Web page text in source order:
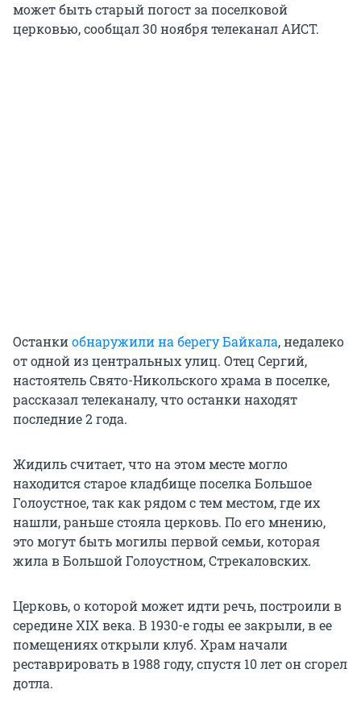
может быть старый погост за поселковой
церковью, сообщал 30 ноября телеканал АИСТ.
Останкиобнаружили на берегу Байкала, недалеко
от одной из центральных улиц. Отец Сергий,
настоятель Свято-Никольского храма в поселке,
рассказал телеканалу, что останки находят
последние 2 года.
Жидиль считает, что на этом месте могло
находится старое кладбище поселка Большое
Голоустное, так как рядом с тем местом, где их
нашли, раньше стояла церковь. По его мнению,
это могут быть могилы первой семьи, которая
жила в Большой Голоустном, Стрекаловских.
Церковь, о которой может идти речь, построили в
середине XIX века. В 1930-е годы ее закрыли, в ее
помещениях открыли клуб. Храм начали
реставрировать в 1988 году, спустя 10 лет он сгорел
дотла.